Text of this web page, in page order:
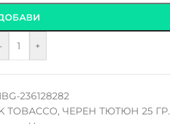
- +
236128282
TOBACCO, ЧЕРЕН ТЮТЮН 25 ГР.